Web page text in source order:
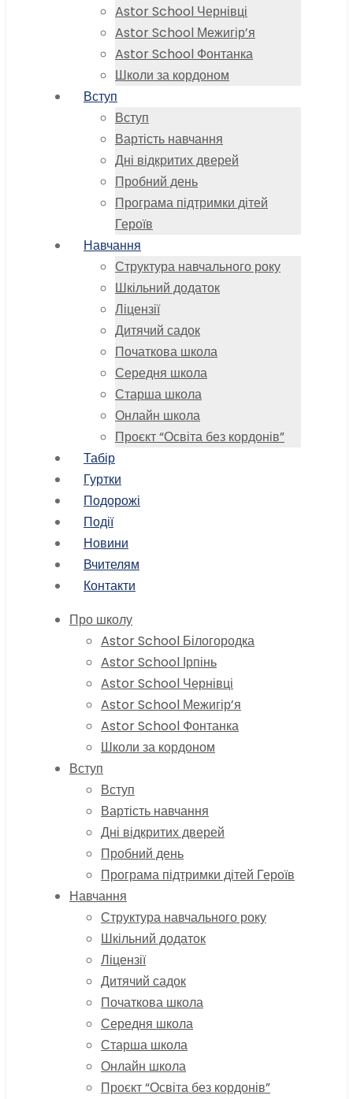
Astor School Чернівці
Astor School Межигір’я
Astor School Фонтанка
Школи за кордоном
Вступ
Вступ
Вартість навчання
Дні відкритих дверей
Пробний день
Програма підтримки дітей
Героїв
Навчання
Структура навчального року
Шкільний додаток
Ліцензії
Дитячий садок
Початкова школа
Середня школа
Старша школа
Онлайн школа
Проєкт “Освіта без кордонів”
Табір
Гуртки
Подорожі
Події
Новини
Вчителям
Контакти
Про школу
Astor School Білогородка
Astor School Ірпінь
Astor School Чернівці
Astor School Межигір’я
Astor School Фонтанка
Школи за кордоном
Вступ
Вступ
Вартість навчання
Дні відкритих дверей
Пробний день
Програма підтримки дітей Героїв
Навчання
Структура навчального року
Шкільний додаток
Ліцензії
Дитячий садок
Початкова школа
Середня школа
Старша школа
Онлайн школа
Проєкт “Освіта без кордонів”